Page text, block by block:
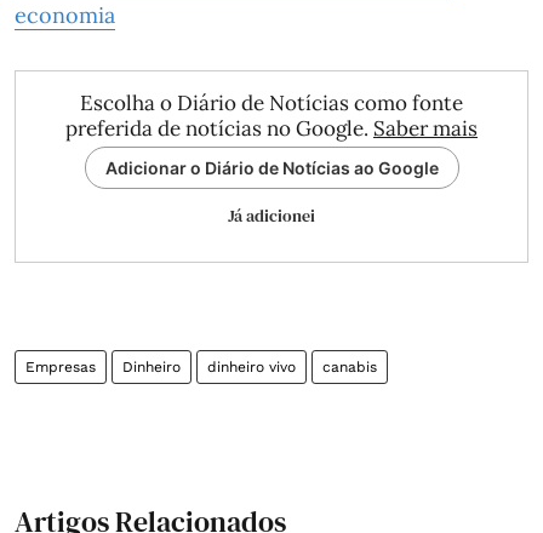
economia
Escolha o Diário de Notícias como fonte
preferida de notícias no Google. Saber mais
Adicionar o Diário de Notícias ao Google
Já adicionei
Empresas Dinheiro dinheiro vivo canabis
Artigos Relacionados